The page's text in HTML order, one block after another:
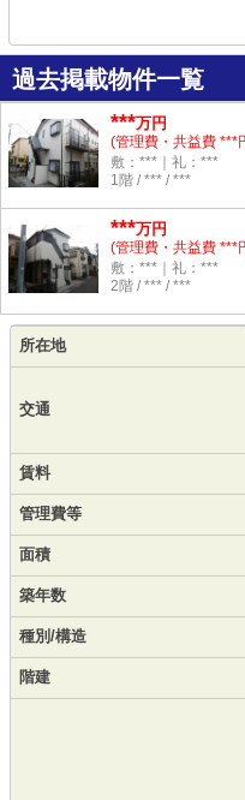
過去掲載物件一覧
***万円
(管理費・共益費 ***
敷：***｜礼：***
1階 / *** / ***
***万円
(管理費・共益費 ***
敷：***｜礼：***
2階 / *** / ***
所在地
交通
賃料
管理費等
面積
築年数
種別/構造
階建